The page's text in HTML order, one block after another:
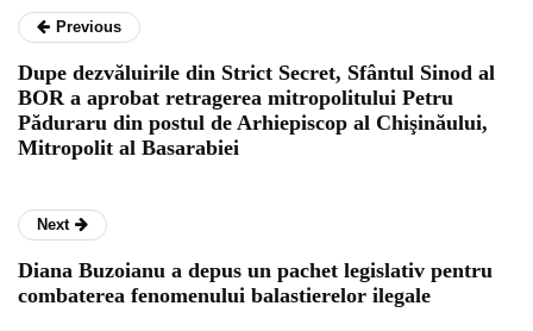
Previous
Dupe dezvăluirile din Strict Secret, Sfântul Sinod al
BOR a aprobat retragerea mitropolitului Petru
Păduraru din postul de Arhiepiscop al Chişinăului,
Mitropolit al Basarabiei
Next
Diana Buzoianu a depus un pachet legislativ pentru
combaterea fenomenului balastierelor ilegale